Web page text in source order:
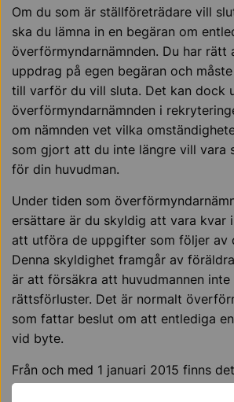
Om du som är ställföreträdare vill
ska du lämna in en begäran om
överförmyndarnämnden. Du har rätt
uppdrag på egen begäran och
till varför du vill sluta. Det kan dock
överförmyndarnämnden i
om nämnden vet vilka
som gjort att du inte längre vill vara
för din huvudman.
Under tiden som
ersättare är du skyldig att vara kvar
att utföra de uppgifter som följer av
Denna skyldighet framgår av
är att försäkra att huvudmannen inte
rättsförluster. Det är normalt
som fattar beslut om att entlediga
vid byte.
Från och med 1 januari 2015 finns
tingsrätten att entlediga en